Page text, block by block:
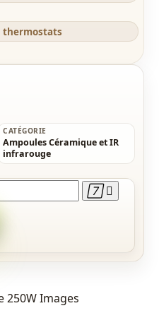
CATÉGORIE
Ampoules Céramique et IR
infrarouge
 
250W Images